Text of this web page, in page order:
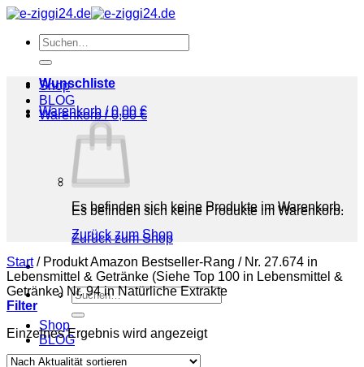
Zum
springenSuchen
nach:
Shop
BLOG
Warenkorb /0,00€
Es befinden sich keine Produkte im Warenkorb.
Zurück zum Shop
Suchen
nach:
Shop
BLOG
Wunschliste
Warenkorb /0,00 €
Es befinden sich keine Produkte im Warenkorb.
Zurück zum Shop
Start /Produkt Amazon Bestseller-Rang /Nr. 27.674 in
Lebensmittel & Getränke (Siehe Top 100 in Lebensmittel &
Getränke) Nr. 94 in Natürliche Extrakte
Filter
Einzelnes Ergebnis wird angezeigt